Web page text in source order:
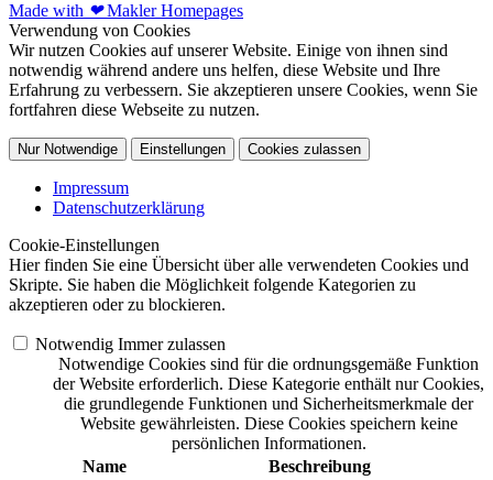
Made with ❤Makler Homepages
Verwendung von Cookies
Wir nutzen Cookies auf unserer Website. Einige von ihnen sind
notwendig während andere uns helfen, diese Website und Ihre
Erfahrung zu verbessern. Sie akzeptieren unsere Cookies, wenn Sie
fortfahren diese Webseite zu nutzen.
Nur Notwendige Einstellungen Cookies zulassen
Impressum
Datenschutzerklärung
Cookie-Einstellungen
Hier finden Sie eine Übersicht über alle verwendeten Cookies und
Skripte. Sie haben die Möglichkeit folgende Kategorien zu
akzeptieren oder zu blockieren.
Notwendig Immer zulassen
Notwendige Cookies sind für die ordnungsgemäße Funktion
der Website erforderlich. Diese Kategorie enthält nur Cookies,
die grundlegende Funktionen und Sicherheitsmerkmale der
Website gewährleisten. Diese Cookies speichern keine
persönlichen Informationen.
Name
Beschreibung